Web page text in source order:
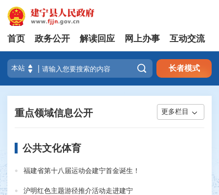
首页 政务公开 解读回应 网上办事 互动交流
 长者模式
重点领域信息公开 更多栏目
公共文化体育
福建省第十八届运动会建宁首金诞生！
沪明红色主题游径推介活动走进建宁